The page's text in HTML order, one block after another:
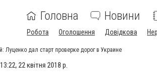
Головна Новини
Робота Оголошення Довідкова
Луценко дал старт проверке дорог в Украине
13:22, 22 квітня 2018 р.